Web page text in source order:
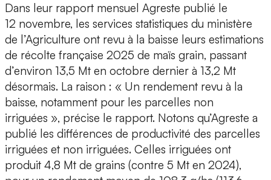
Dans leur rapport mensuel Agreste publié le
12 novembre, les services statistiques du ministère
de l’Agriculture ont revu à la baisse leurs estimations
de récolte française 2025 de maïs grain, passant
d’environ 13,5 Mt en octobre dernier à 13,2 Mt
désormais. La raison : « Un rendement revu à la
baisse, notamment pour les parcelles non
irriguées », précise le rapport. Notons qu’Agreste a
publié les différences de productivité des parcelles
irriguées et non irriguées. Celles irriguées ont
produit 4,8 Mt de grains (contre 5 Mt en 2024),